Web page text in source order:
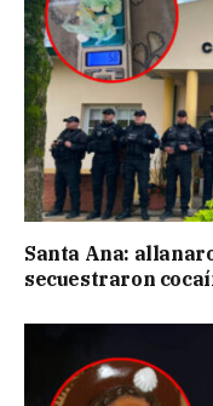
Santa Ana:
secuestraron